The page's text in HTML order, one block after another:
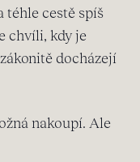
téhle cestě spíš
chvíli, kdy je
docházejí
nakoupí. Ale